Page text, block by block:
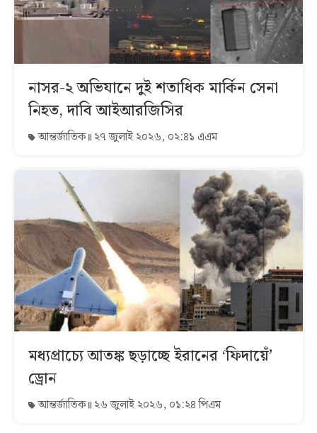
নাসর-২ অভিযানে দুই শতাধিক মার্কিন সেনা
নিহত, দাবি আইআরজিসির
আন্তর্জাতিক ২৭ জুলাই ২০২৬, ০২:৪১ এএম
মধ্যপ্রাচ্যে আতঙ্ক ছড়াচ্ছে ইরানের ‘ফিদায়েঁ’
ড্রোন
আন্তর্জাতিক ২৬ জুলাই ২০২৬, ০১:২৪ পিএম